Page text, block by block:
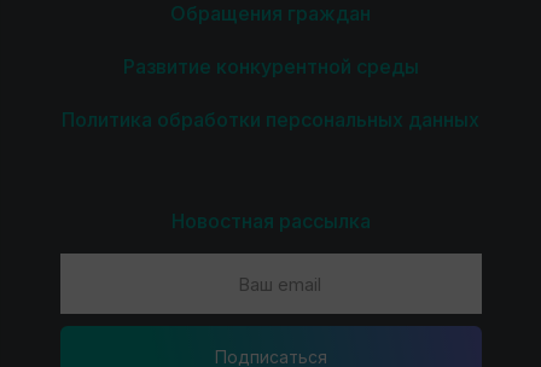
Обращения граждан
Развитие конкурентной среды
Политика обработки персональных данных
Новостная рассылка
Подпиcаться